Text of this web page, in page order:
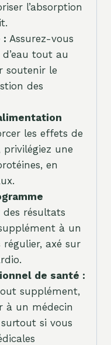
l’absorption
: Assurez-vous
tout au
soutenir le
des
les effets de
privilégiez une
en
des résultats
à un
régulier, axé sur
de santé :
supplément,
à un médecin
si vous